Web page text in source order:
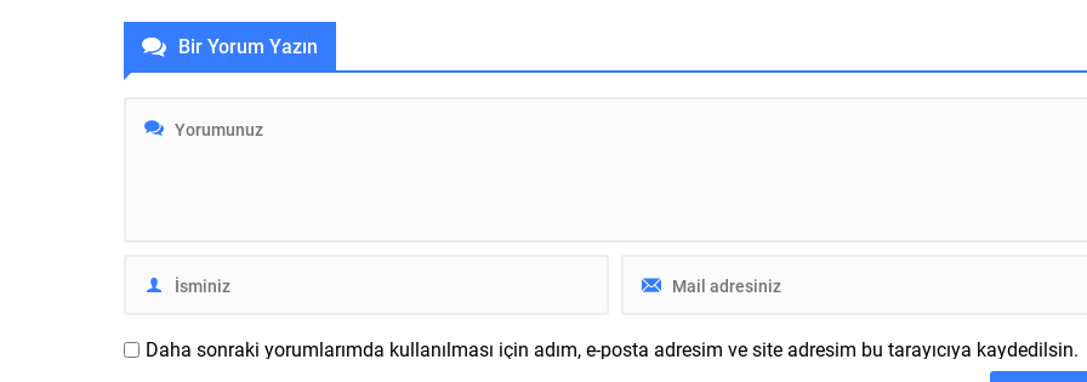
zelzelesinin sene dönümünde 18:57
’de ülkece tatbikat yapacağız.
Radyolar tatbikat anonsu geçecek,
geçecek. Otomatik olarak anons
Bir Yorum Yazın
Daha sonraki yorumlarımda kullanılması için adım, e-posta adresim ve site adresim bu tarayıcıya kaydedilsin.